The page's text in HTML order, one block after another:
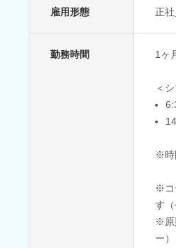
雇用形態 正
勤務時間 1ヶ
＜
※時
※コ
す
※原
ー）